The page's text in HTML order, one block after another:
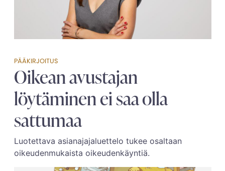
PÄÄKIRJOITUS
Oikean avustajan
löytäminen ei saa olla
sattumaa
Luotettava asianajajaluettelo tukee osaltaan
oikeudenmukaista oikeudenkäyntiä.